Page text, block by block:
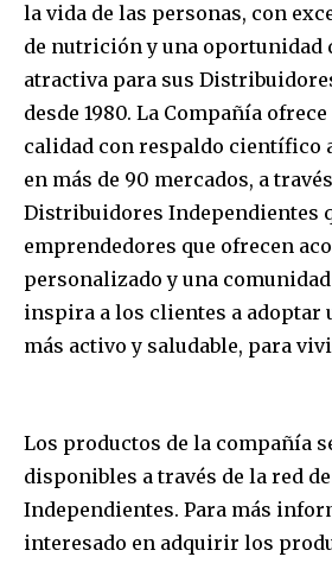
la vida de las personas, con
de nutrición y una oportunidad
atractiva para sus
desde 1980. La Compañía
calidad con respaldo científico
en más de 90 mercados, a
Distribuidores Independientes
emprendedores que ofrecen
personalizado y una comunidad
inspira a los clientes a adoptar
más activo y saludable, para
Los productos de la compañía
disponibles a través de la red
Independientes. Para más
interesado en adquirir los